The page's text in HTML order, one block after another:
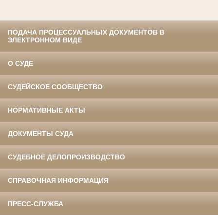
ПОДАЧА ПРОЦЕССУАЛЬНЫХ ДОКУМЕНТОВ В
ЭЛЕКТРОННОМ ВИДЕ
О СУДЕ
СУДЕЙСКОЕ СООБЩЕСТВО
НОРМАТИВНЫЕ АКТЫ
ДОКУМЕНТЫ СУДА
СУДЕБНОЕ ДЕЛОПРОИЗВОДСТВО
СПРАВОЧНАЯ ИНФОРМАЦИЯ
ПРЕСС-СЛУЖБА